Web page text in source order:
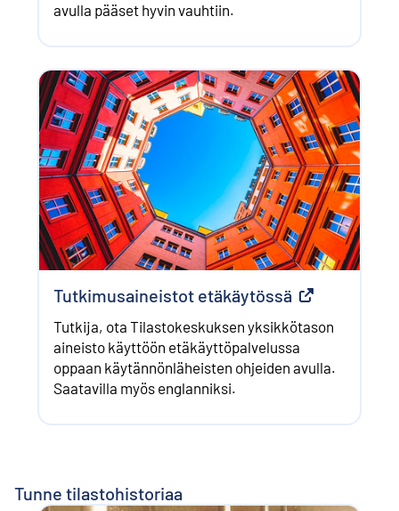
avulla pääset hyvin vauhtiin.
Tutkimusaineistot etäkäytössä Ulkoinen
Tutkija, ota Tilastokeskuksen yksikkötason
aineisto käyttöön etäkäyttöpalvelussa
oppaan käytännönläheisten ohjeiden avulla.
Saatavilla myös englanniksi.
Tunne tilastohistoriaa